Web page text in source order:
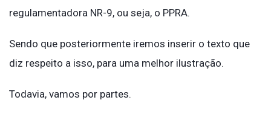
regulamentadora NR-9, ou seja, o PPRA.
Sendo que posteriormente iremos inserir o texto que
diz respeito a isso, para uma melhor ilustração.
Todavia, vamos por partes.